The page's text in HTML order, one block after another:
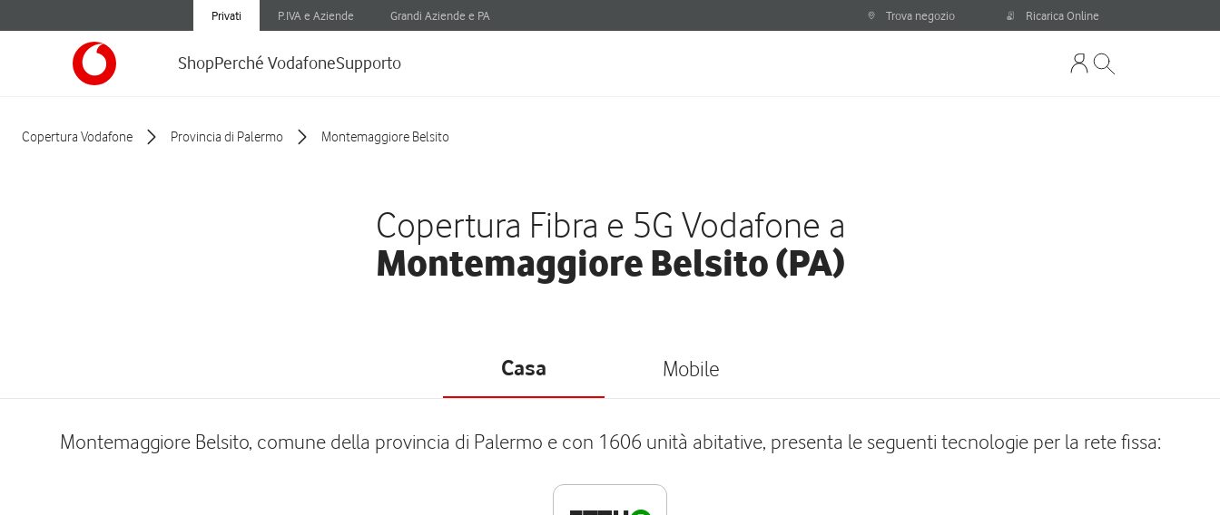
Privati P.IVA e Aziende Grandi Aziende e PA Trova negozio Ricarica Online
ShopPerché VodafoneSupporto
Copertura Vodafone Provincia di Palermo Montemaggiore Belsito
Copertura Fibra e 5G Vodafone a
Montemaggiore Belsito (PA)
Casa Mobile
Montemaggiore Belsito, comune della provincia di Palermo e con 1606 unità abitative, presenta le seguenti tecnologie per la rete fissa: